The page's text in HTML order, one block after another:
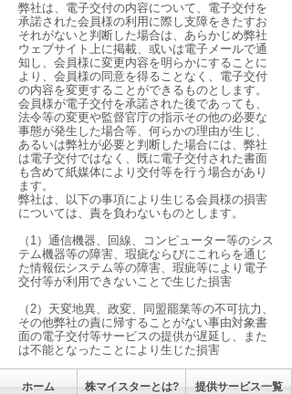
弊社は、電子交付の内容について、電子交付を
承諾された会員様の利用に際し支障をきたすお
それがないと判断した場合は、あらかじめ弊社
ウェブサイト上に掲載、或いは電子メールで通
知し、会員様に変更内容を明らかにすることに
より、会員様の同意を得ることなく、電子交付
の内容を変更することができるものとします。
会員様が電子交付を承諾された後であっても、
法令等の変更や監督官庁の指示その他の必要な
事態が発生した場合等、何らかの理由が生じ、
あるいは弊社が必要と判断した場合には、弊社
は電子交付ではなく、既に電子交付された書面
も含めて紙媒体により交付等を行う場合があり
ます。
弊社は、以下の事項により生じる会員様の損害
については、責を負わないものとします。
（1）通信機器、回線、コンピューター等のシス
テム機器等の障害、瑕疵ならびにこれらを通じ
た情報伝システム等の障害、瑕疵等により電子
交付等が利用できないことで生じた損害
（2）天変地異、政変、同盟罷業等の不可抗力、
その他弊社の責に帰することがない事由対象書
面の電子交付等サービスの提供が遅延し、また
は不能となったことにより生じた損害
ホーム 株マイスターとは? 提供サービス一覧